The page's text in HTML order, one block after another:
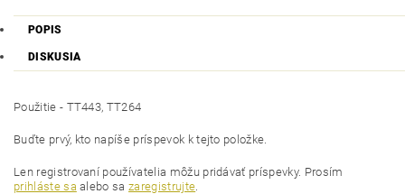
POPIS
DISKUSIA
Použitie - TT443, TT264
Buďte prvý, kto napíše príspevok k tejto položke.
Len registrovaní používatelia môžu pridávať príspevky. Prosím
prihláste sa alebo sazaregistrujte.